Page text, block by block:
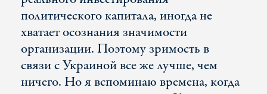
политического капитала, иногда не
хватает осознания значимости
организации. Поэтому зримость в
связи с Украиной все же лучше, чем
ничего. Но я вспоминаю времена, когда